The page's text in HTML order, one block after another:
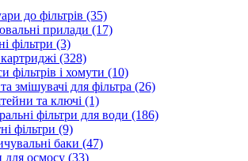
до фільтрів (35)
прилади (17)
фільтри (3)
(328)
фільтрів і хомути (10)
змішувачі для фільтра (26)
та ключі (1)
фільтри для води (186)
фільтри (9)
баки (47)
для осмосу (33)